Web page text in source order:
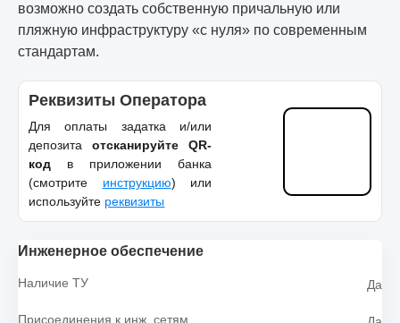
возможно создать собственную причальную или
пляжную инфраструктуру «с нуля» по современным
стандартам.
Реквизиты Оператора
Для оплаты задатка и/или
депозита отсканируйте QR-
код в приложении банка
(смотрите инструкцию) или
используйте реквизиты
Инженерное обеспечение
Наличие ТУ Да
Присоединения к инж. сетям